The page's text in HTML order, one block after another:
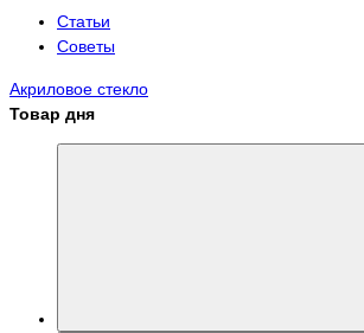
Статьи
Советы
Акриловое стекло
Товар дня